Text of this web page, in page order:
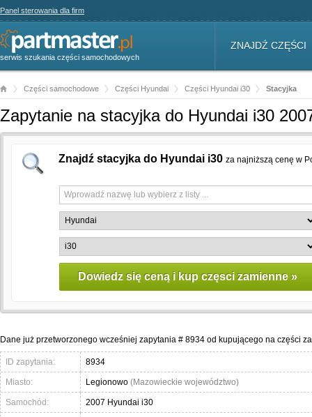
Panel sterowania dla firm
serwis szukania części samochodowych
ZNAJDŹ CZĘŚCI
Części samochodowe Części Hyundai Części Hyundai i30 Stacyjka
Zapytanie na stacyjka do Hyundai i30
Znajdź stacyjka do Hyundai i30 za najniższą cenę w
Dane już przetworzonego wcześniej zapytania # 8934 od kupującego na części
ID zapytania: 8934
Miasto: Legionowo (Mazowieckie województwo)
Samochód: 2007 Hyundai i30